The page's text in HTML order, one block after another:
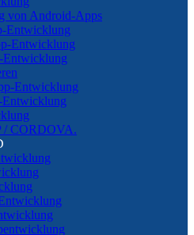
von Android-Apps
Entwicklung
Entwicklung
Entwicklung
/ CORDOVA.